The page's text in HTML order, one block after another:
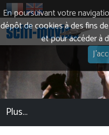
En poursuivant votre
dépôt de cookies à des fins
et pour accéder à
Plus…